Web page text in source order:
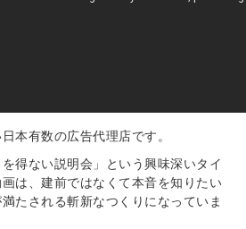
本有数の広告代理店です。
を得ない説明会」という興味深いタイ
は、建前ではなくて本音を知りたい
たされる斬新なつくりになっていま